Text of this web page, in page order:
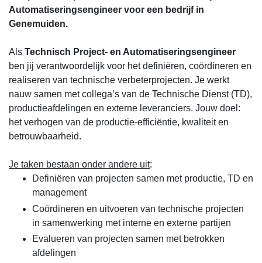
Automatiseringsengineer voor een bedrijf in
Genemuiden.
Als Technisch Project- en Automatiseringsengineer
ben jij verantwoordelijk voor het definiëren, coördineren en
realiseren van technische verbeterprojecten. Je werkt
nauw samen met collega’s van de Technische Dienst (TD),
productieafdelingen en externe leveranciers. Jouw doel:
het verhogen van de productie-efficiëntie, kwaliteit en
betrouwbaarheid.
Je taken bestaan onder andere uit:
Definiëren van projecten samen met productie, TD en
management
Coördineren en uitvoeren van technische projecten
in samenwerking met interne en externe partijen
Evalueren van projecten samen met betrokken
afdelingen